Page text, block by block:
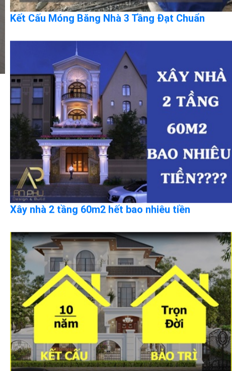
Kết Cấu Móng Băng Nhà 3 Tầng Đạt Chuẩn
Xây nhà 2 tầng 60m2 hết bao nhiêu tiền